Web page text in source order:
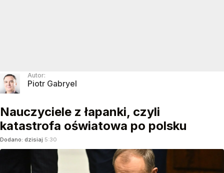
Autor:
Piotr Gabryel
Nauczyciele z łapanki, czyli
katastrofa oświatowa po polsku
Dodano: dzisiaj 5:30